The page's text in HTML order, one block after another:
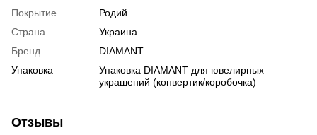
Покрытие
Родий
Страна
Украина
Бренд
DIAMANT
Упаковка
Упаковка DIAMANT для ювелирных
украшений (конвертик/коробочка)
Отзывы